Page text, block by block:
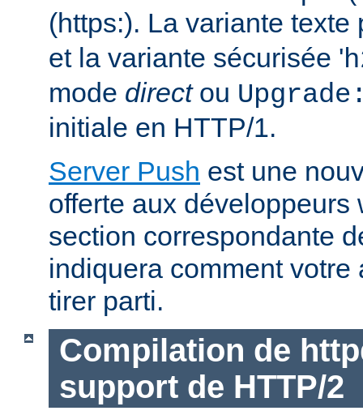
(https:). La variante texte
et la variante sécurisée '
mode directou
initiale en HTTP/1.
Server Push est une
offerte aux développeurs
section correspondante
indiquera comment
tirer parti.
Compilation de
support de HTTP/2